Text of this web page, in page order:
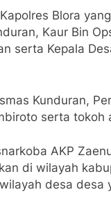
Blora
Kaur Bin
serta Kepala
Kunduran,
serta
AKP
di wilayah
desa